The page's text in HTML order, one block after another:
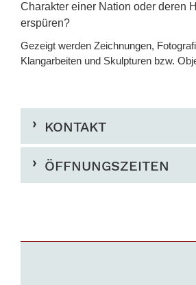
Charakter einer Nation oder deren
erspüren?
Gezeigt werden Zeichnungen,
Klangarbeiten und Skulpturen bzw.
KONTAKT
ÖFFNUNGSZEITEN